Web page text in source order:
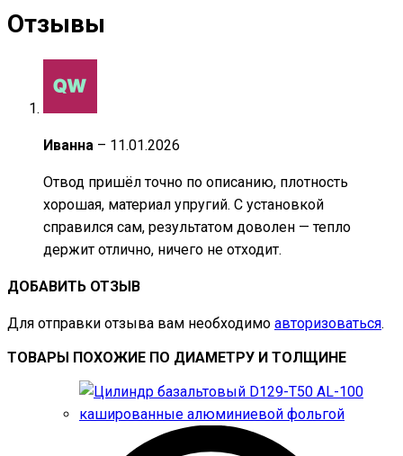
Отзывы
Иванна – 11.01.2026
Отвод пришёл точно по описанию, плотность
хорошая, материал упругий. С установкой
справился сам, результатом доволен — тепло
держит отлично, ничего не отходит.
ДОБАВИТЬ ОТЗЫВ
Для отправки отзыва вам необходимо авторизоваться.
ТОВАРЫ ПОХОЖИЕ ПО ДИАМЕТРУ И ТОЛЩИНЕ